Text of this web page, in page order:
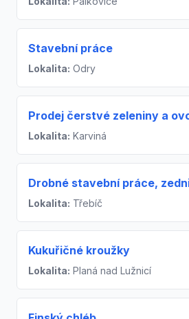
Stavební práce
Lokalita: Odry
Prodej čerstvé zeleniny a
Lokalita: Karviná
Drobné stavební práce,
Lokalita: Třebíč
Kukuřičné kroužky
Lokalita: Planá nad Lužnicí